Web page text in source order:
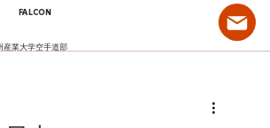
FALCON
産業大学空手道部